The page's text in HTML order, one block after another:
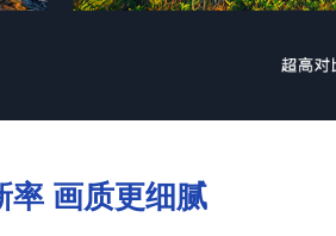
率 画质更细腻